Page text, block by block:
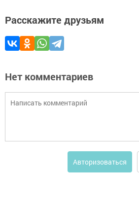
Расскажите друзьям
Нет комментариев
Авторизоваться